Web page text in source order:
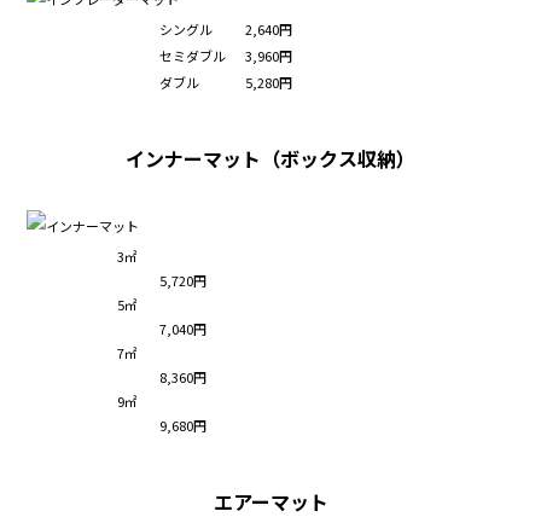
シングル
2,640円
セミダブル
3,960円
ダブル
5,280円
インナーマット（ボックス収納）
3㎡
5,720円
5㎡
7,040円
7㎡
8,360円
9㎡
9,680円
エアーマット